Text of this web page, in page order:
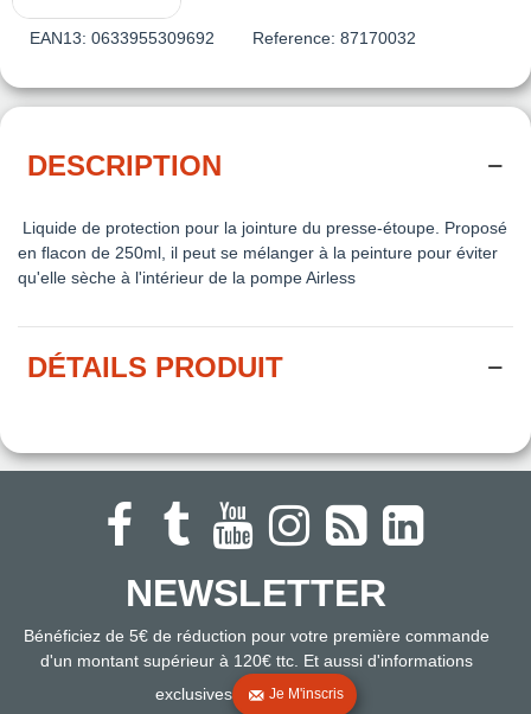
EAN13: 0633955309692 Reference: 87170032
DESCRIPTION
Liquide de protection pour la jointure du presse-étoupe. Proposé
en flacon de 250ml, il peut se mélanger à la peinture pour éviter
qu'elle sèche à l'intérieur de la pompe Airless
DÉTAILS PRODUIT
NEWSLETTER
Bénéficiez de 5€ de réduction pour votre première commande
d'un montant supérieur à 120€ ttc. Et aussi d'informations
exclusives
Je M'inscris